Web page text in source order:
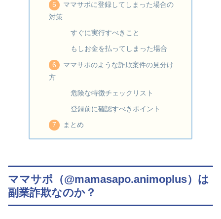
ママサポに登録してしまった場合の
対策
すぐに実行すべきこと
もしお金を払ってしまった場合
ママサポのような詐欺案件の見分け
方
危険な特徴チェックリスト
登録前に確認すべきポイント
まとめ
ママサポ（@mamasapo.animoplus）は
副業詐欺なのか？